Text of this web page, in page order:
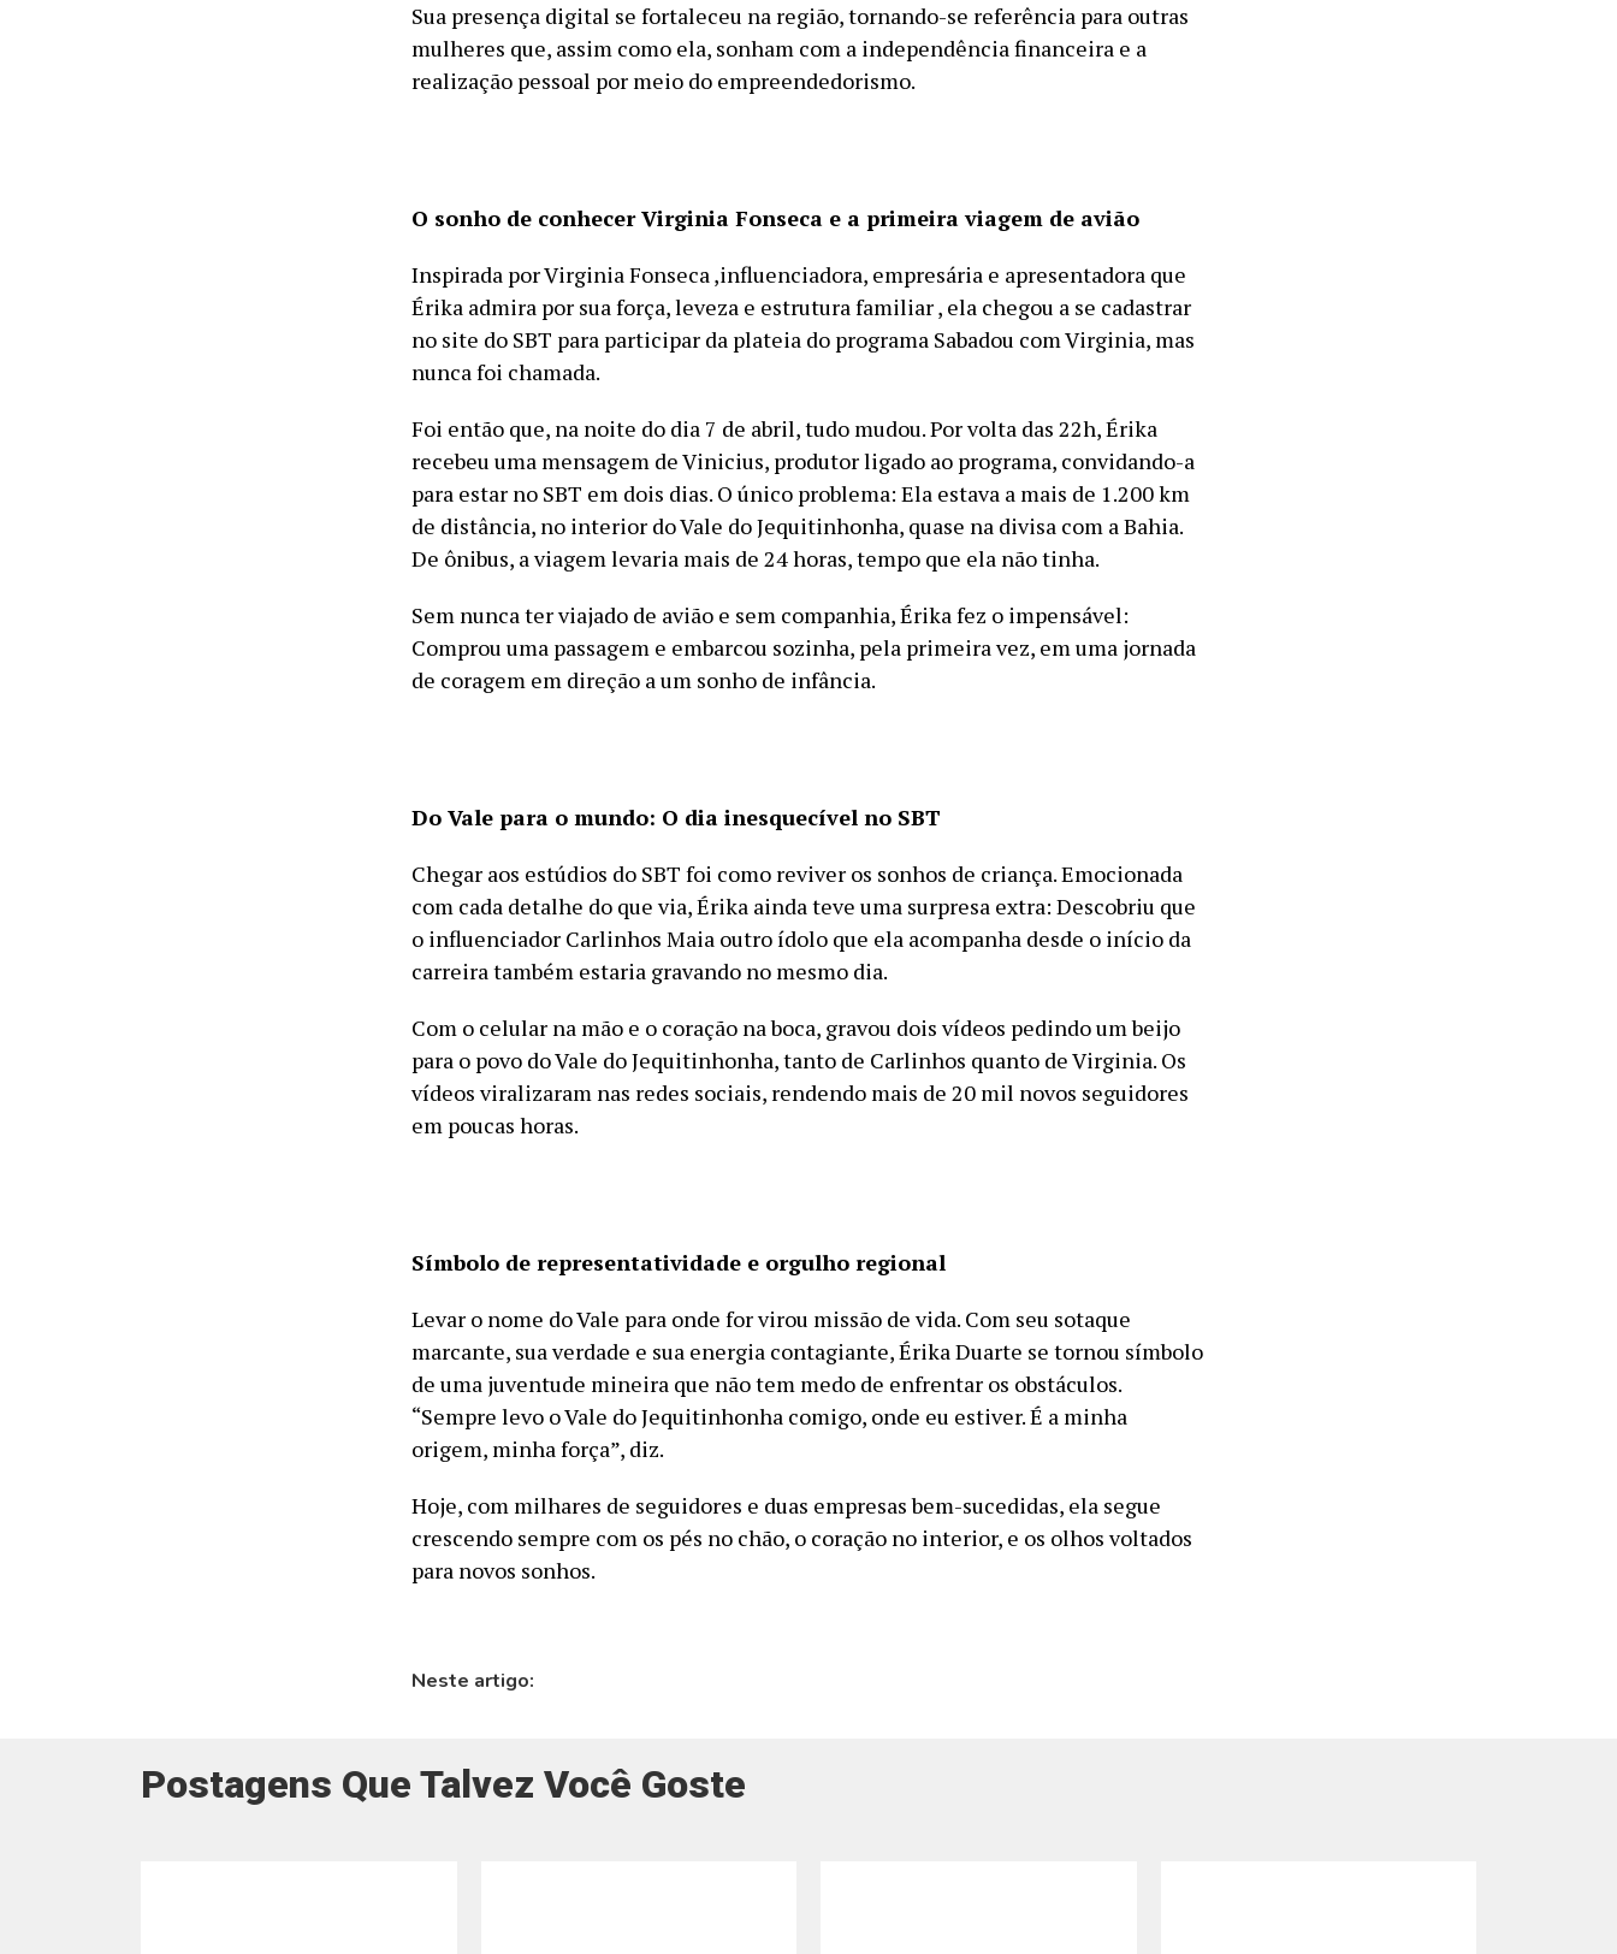
Sua presença digital se fortaleceu na região, tornando-se referência para outras
mulheres que, assim como ela, sonham com a independência financeira e a
realização pessoal por meio do empreendedorismo.
O sonho de conhecer Virginia Fonseca e a primeira viagem de avião
Inspirada por Virginia Fonseca ,influenciadora, empresária e apresentadora que
Érika admira por sua força, leveza e estrutura familiar , ela chegou a se cadastrar
no site do SBT para participar da plateia do programa Sabadou com Virginia, mas
nunca foi chamada.
Foi então que, na noite do dia 7 de abril, tudo mudou. Por volta das 22h, Érika
recebeu uma mensagem de Vinicius, produtor ligado ao programa, convidando-a
para estar no SBT em dois dias. O único problema: Ela estava a mais de 1.200 km
de distância, no interior do Vale do Jequitinhonha, quase na divisa com a Bahia.
De ônibus, a viagem levaria mais de 24 horas, tempo que ela não tinha.
Sem nunca ter viajado de avião e sem companhia, Érika fez o impensável:
Comprou uma passagem e embarcou sozinha, pela primeira vez, em uma jornada
de coragem em direção a um sonho de infância.
Do Vale para o mundo: O dia inesquecível no SBT
Chegar aos estúdios do SBT foi como reviver os sonhos de criança. Emocionada
com cada detalhe do que via, Érika ainda teve uma surpresa extra: Descobriu que
o influenciador Carlinhos Maia outro ídolo que ela acompanha desde o início da
carreira também estaria gravando no mesmo dia.
Com o celular na mão e o coração na boca, gravou dois vídeos pedindo um beijo
para o povo do Vale do Jequitinhonha, tanto de Carlinhos quanto de Virginia. Os
vídeos viralizaram nas redes sociais, rendendo mais de 20 mil novos seguidores
em poucas horas.
Símbolo de representatividade e orgulho regional
Levar o nome do Vale para onde for virou missão de vida. Com seu sotaque
marcante, sua verdade e sua energia contagiante, Érika Duarte se tornou símbolo
de uma juventude mineira que não tem medo de enfrentar os obstáculos.
“Sempre levo o Vale do Jequitinhonha comigo, onde eu estiver. É a minha
origem, minha força”, diz.
Hoje, com milhares de seguidores e duas empresas bem-sucedidas, ela segue
crescendo sempre com os pés no chão, o coração no interior, e os olhos voltados
para novos sonhos.
Neste artigo:
Postagens Que Talvez Você Goste